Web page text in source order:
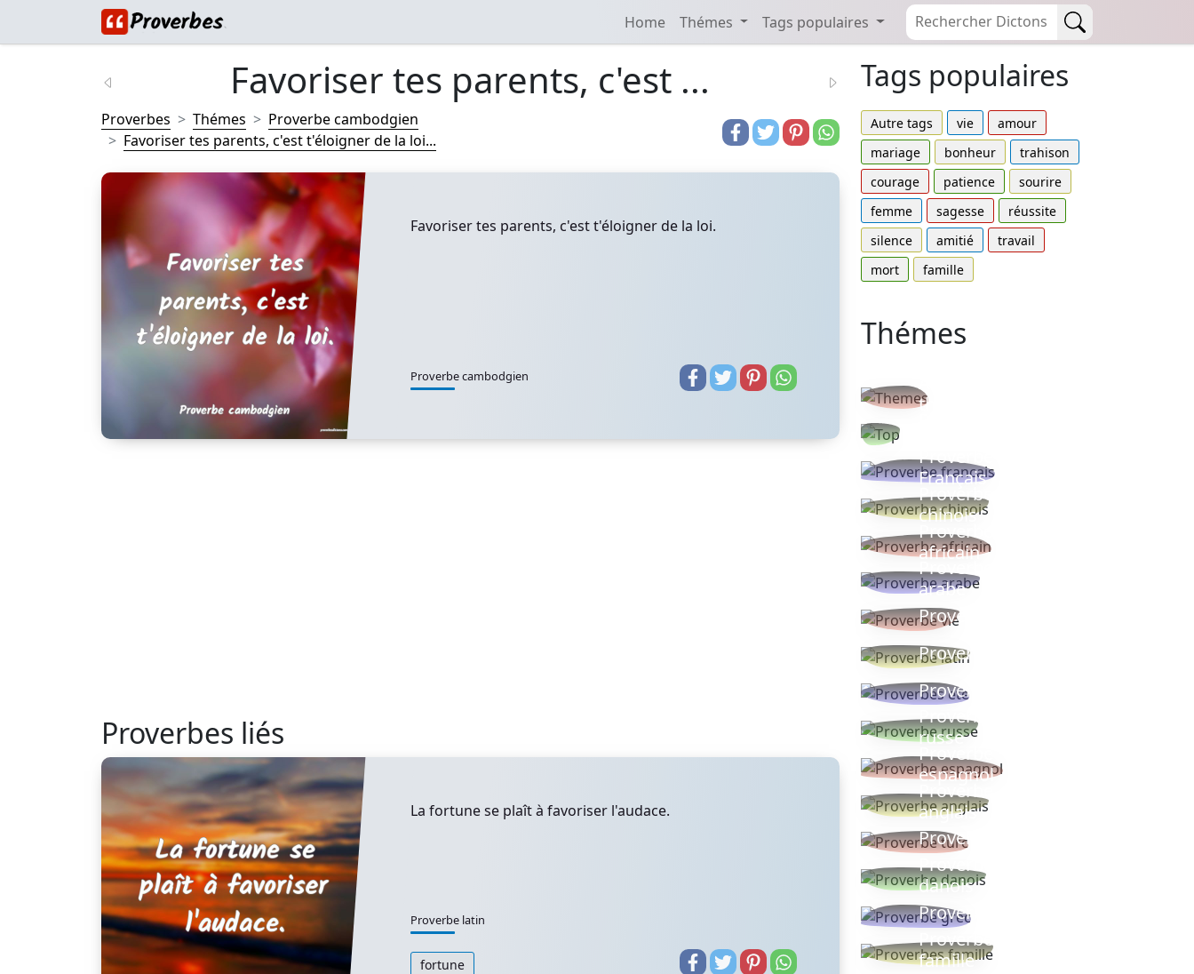
Home Thémes Tags populaires
Favoriser tes parents, c'est ...
Proverbes Thémes
Proverbe cambodgien
Favoriser tes parents, c'est t'éloigner de la loi...
Favoriser tes parents, c'est t'éloigner de la loi.
Proverbe cambodgien
Proverbes liés
La fortune se plaît à favoriser l'audace.
Proverbe latin
fortune
Tags populaires
Autre tags vie
amour
mariage
bonheur
trahison
courage
patience
sourire
femme
sagesse
réussite
silence
amitié
travail
mort
famille
Thémes
thèmes
Proverbe
Français
Proverbe
chinois
Proverbe
africain
Proverbe
arabe
Proverbe vie
Proverbe latin
Proverbes ete
Proverbe
russe
Proverbe
espagnol
Proverbe
anglais
Proverbe turc
Proverbe
danois
Proverbe grec
Proverbes
famille